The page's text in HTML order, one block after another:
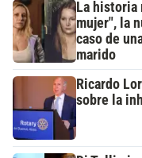
La historia
mujer", la
caso de
marido
Ricardo
sobre la